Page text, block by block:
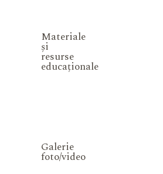
Materiale
și
resurse
educaționale
Galerie
foto/video